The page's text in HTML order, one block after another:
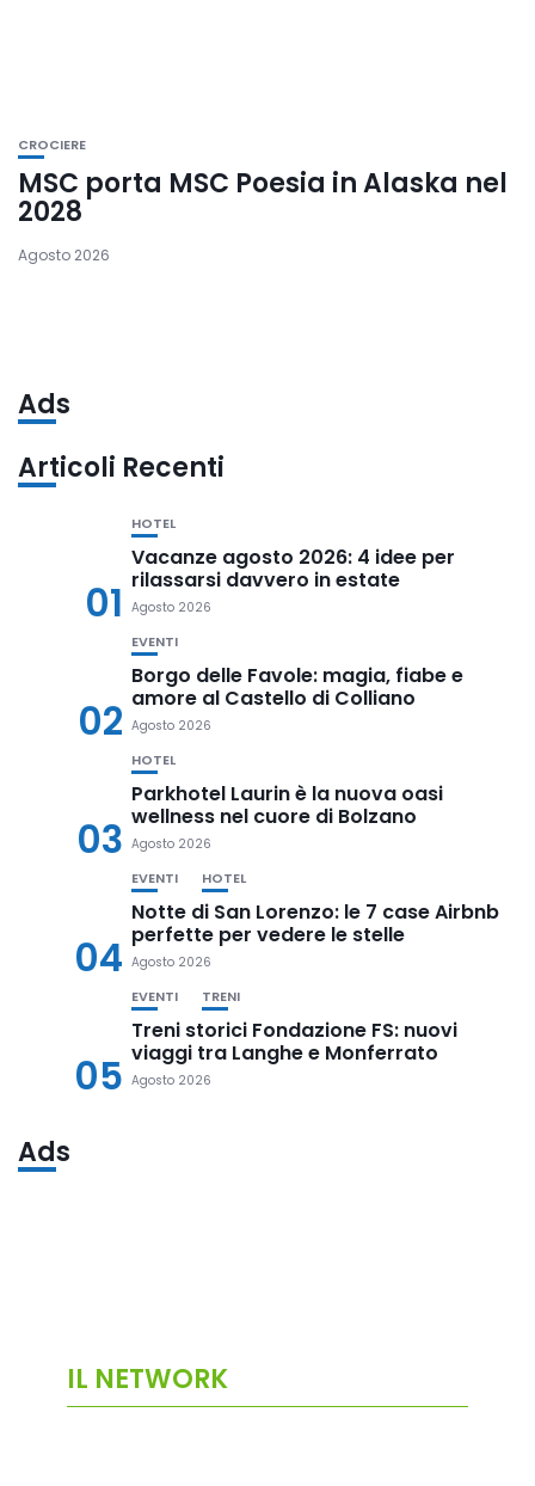
CROCIERE
MSC porta MSC Poesia in Alaska nel
2028
Agosto 2026
Ads
Articoli Recenti
01
HOTEL
Vacanze agosto 2026: 4 idee per
rilassarsi davvero in estate
Agosto 2026
02
EVENTI
Borgo delle Favole: magia, fiabe e
amore al Castello di Colliano
Agosto 2026
03
HOTEL
Parkhotel Laurin è la nuova oasi
wellness nel cuore di Bolzano
Agosto 2026
04
EVENTI HOTEL
Notte di San Lorenzo: le 7 case Airbnb
perfette per vedere le stelle
Agosto 2026
05
EVENTI TRENI
Treni storici Fondazione FS: nuovi
viaggi tra Langhe e Monferrato
Agosto 2026
Ads
IL NETWORK